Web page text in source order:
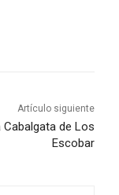
Artículo siguiente
de Los
Escobar